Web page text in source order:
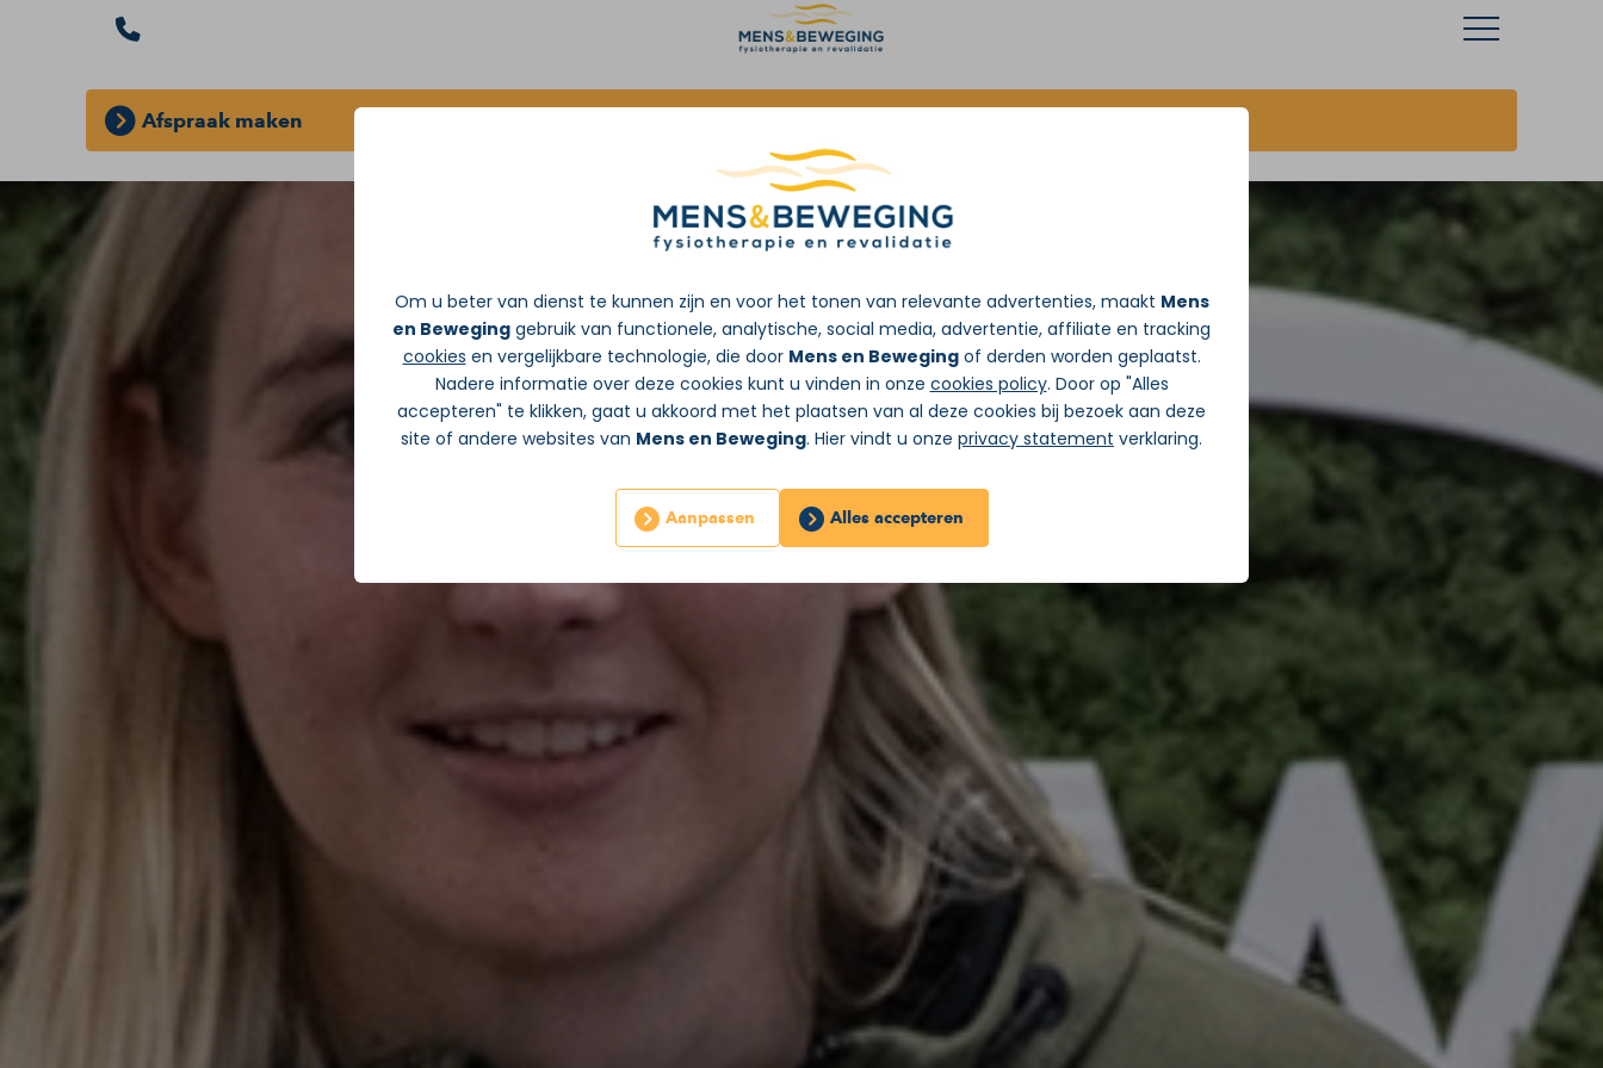
Om u beter van dienst te kunnen zijn en voor het tonen van relevante advertenties, maakt Mens
en Beweging gebruik van functionele, analytische, social media, advertentie, affiliate en tracking
cookies en vergelijkbare technologie, die door Mens en Bewegingof derden worden geplaatst.
Nadere informatie over deze cookies kunt u vinden in onze cookies policy. Door op "Alles
accepteren" te klikken, gaat u akkoord met het plaatsen van al deze cookies bij bezoek aan deze
site of andere websites van Mens en Beweging. Hier vindt u onze privacy statement verklaring.
Aanpassen Alles accepteren
Afspraak maken
GRATIS INLOOPSPREEKUUR: Zonder doorverwijzing van de huisarts JA ik wil vandaag Gratis pijnadvies